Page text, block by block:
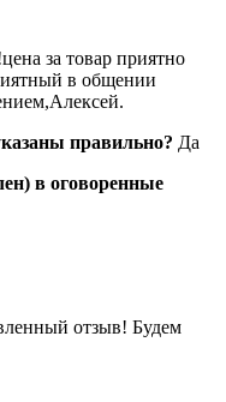
за товар приятно
в общении
правильно? Да
в оговоренные
отзыв! Будем